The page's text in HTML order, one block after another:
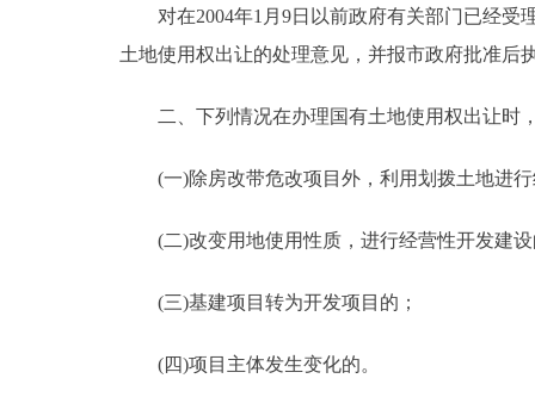
ITALIANO
对在2004年1月9日以前政府有关部门已经受
土地使用权出让的处理意见，并报市政府批准后
二、下列情况在办理国有土地使用权出让时
(一)除房改带危改项目外，利用划拨土地进行
(二)改变用地使用性质，进行经营性开发建设
(三)基建项目转为开发项目的；
(四)项目主体发生变化的。